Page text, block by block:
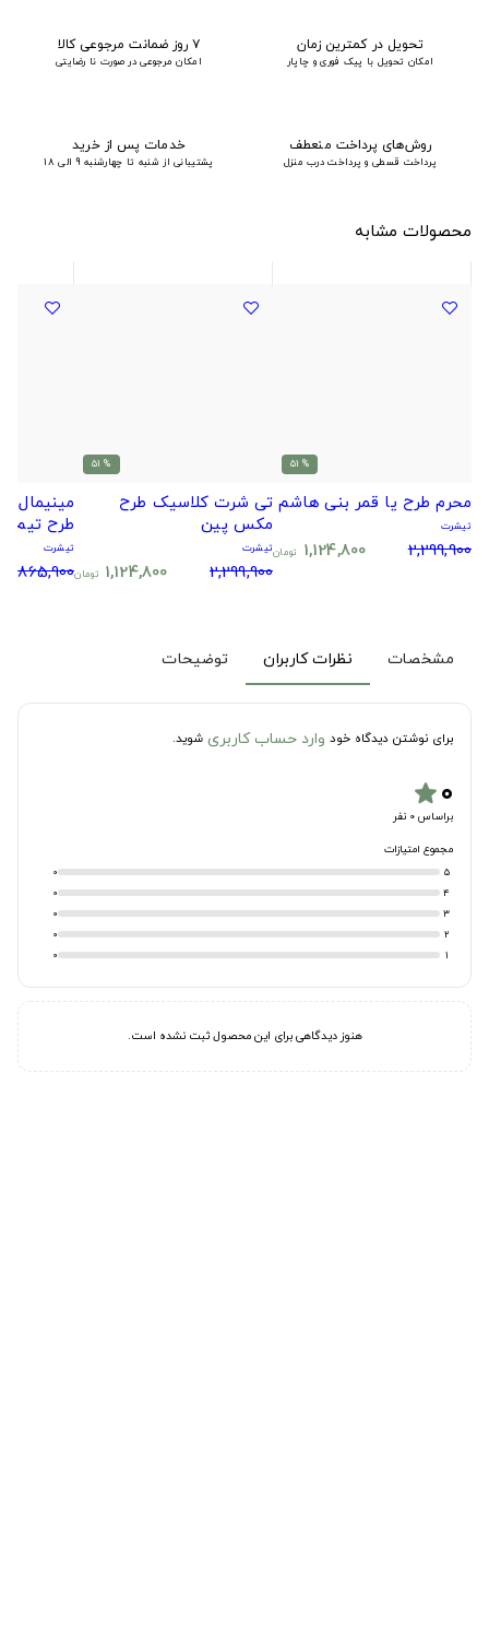
تحویل در کمترین زمان
امکان تحویل با پیک فوری و چاپار
۷ روز ضمانت مرجوعی کالا
امکان مرجوعی در صورت نا رضایتی
روش‌های پرداخت منعطف
پرداخت قسطی و پرداخت درب منزل
خدمات پس از خرید
پشتیبانی از شنبه تا چهارشنبه 9 الی 18
محصولات مشابه
% 51
محرم طرح یا قمر بنی هاشم
تیشرت
2,299,900
1,124,800 تومان
% 51
تی شرت کلاسیک طرح
مکس پین
تیشرت
2,299,900
1,124,800 تومان
طرح تیم
تیشرت
1,865,900
مشخصات نظرات کاربران توضیحات
برای نوشتن دیدگاه خود وارد حساب کاربری شوید.
۰star
براساس 0 نفر
مجموع امتیازات
5
0
4
0
3
0
2
0
1
0
هنوز دیدگاهی برای این محصول ثبت نشده است.